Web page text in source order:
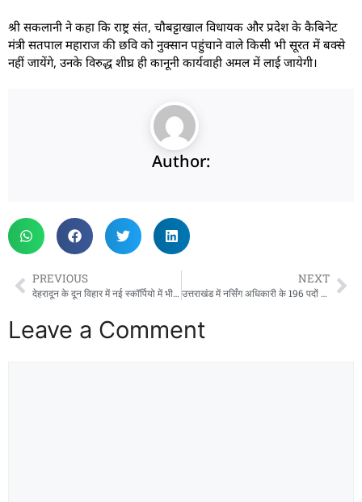
श्री सकलानी ने कहा कि राष्ट्र संत, चौबट्टाखाल विधायक और प्रदेश के कैबिनेट
मंत्री सतपाल महाराज की छवि को नुक्सान पहुंचाने वाले किसी भी सूरत में बक्से
नहीं जायेंगे, उनके विरुद्ध शीघ्र ही कानूनी कार्यवाही अमल में लाई जायेगी।
Author:
PREVIOUS
देहरादून के दून विहार में नई स्कॉर्पियो में भीषण आग, मौके पर मचा हड़कंप
NEXT
उत्तराखंड में नर्सिंग अधिकारी के 196 पदों पर भर्ती, 12 जून से ऐसे कीजिए आवेदन
Leave a Comment